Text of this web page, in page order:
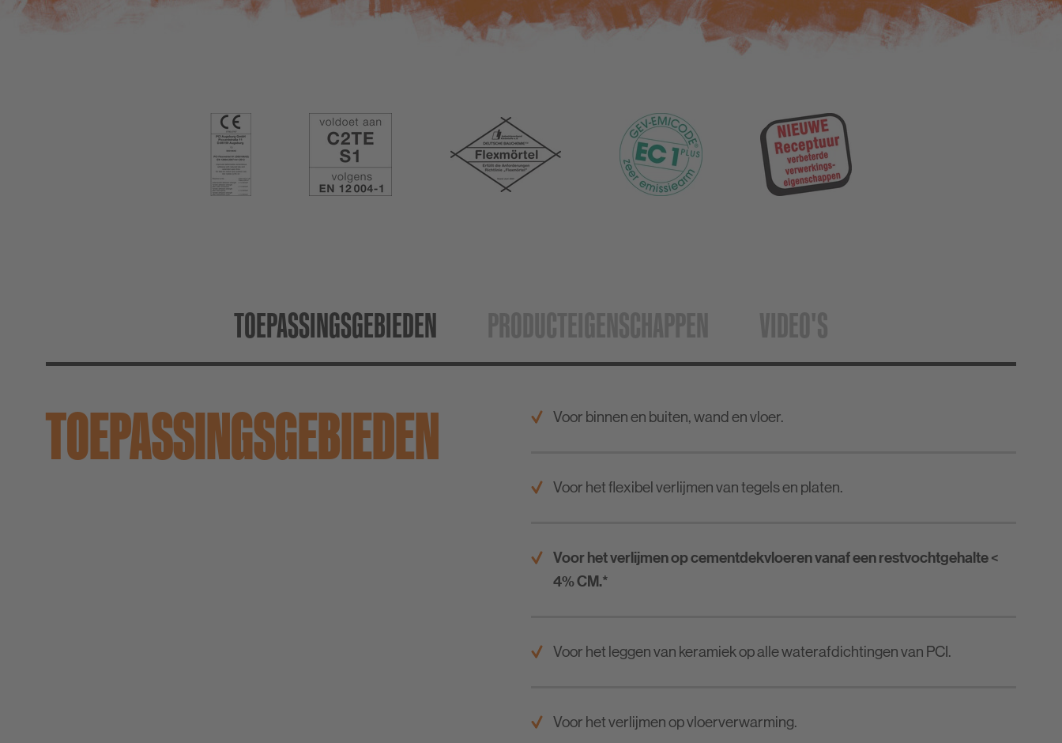
TOEPASSINGS­GEBIEDEN
TOEPASSINGS­GEBIEDEN Voor binnen en buiten, wand en vloer.
Voor het flexibel verlijmen van tegels en platen.
Voor het verlijmen op cementdekvloeren vanaf een restvochtgehalte <
4% CM.*
Voor het leggen van keramiek op alle waterafdichtingen van PCI.
Voor het verlijmen op vloerverwarming.